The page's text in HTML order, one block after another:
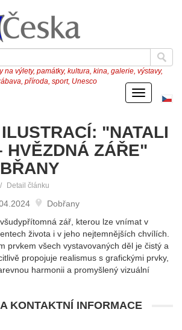
na výlety, památky, kultura, kina, galerie, výstavy,
příroda, sport, Unesco
Menu
"NATALI
HVĚZDNÁ ZÁŘE"
Detail článku
Dobřany
zář, kterou lze vnímat v
života i v jeho nejtemnějších chvílích.
prvkem všech vystavovaných děl je čistý a
propojuje realismus s grafickými prvky,
harmonii a promyšlený vizuální
KONTAKTNÍ INFORMACE